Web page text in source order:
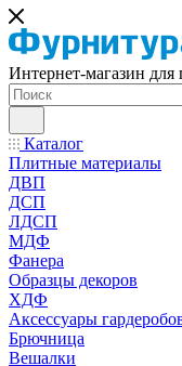
Интернет-магазин для
Каталог
Плитные материалы
ДВП
ДСП
ЛДСП
МДФ
Фанера
Образцы декоров
ХДФ
Аксессуары
Брючница
Вешалки